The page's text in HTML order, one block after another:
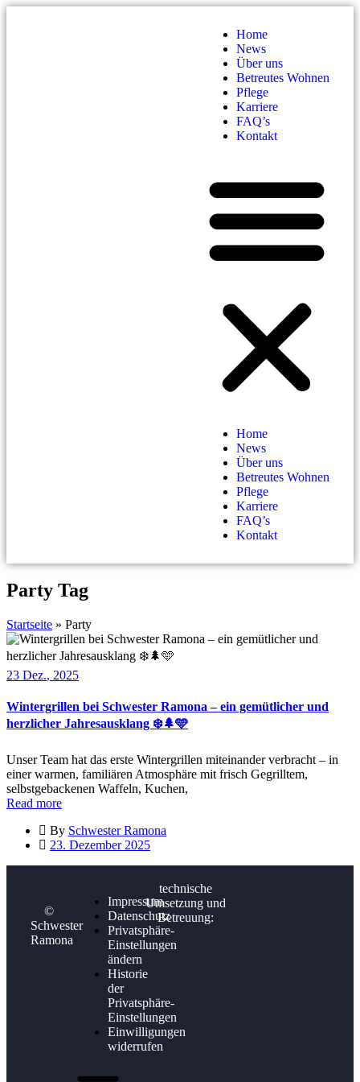
Home
News
Über uns
Betreutes Wohnen
Pflege
Karriere
FAQ’s
Kontakt
Home
News
Über uns
Betreutes Wohnen
Pflege
Karriere
FAQ’s
Kontakt
Party Tag
Startseite » Party
23 Dez., 2025
Wintergrillen bei Schwester Ramona – ein gemütlicher und
herzlicher Jahresausklang ❄️🌲🩵
Unser Team hat das erste Wintergrillen miteinander verbracht – in
einer warmen, familiären Atmosphäre mit frisch Gegrilltem,
selbstgebackenen Waffeln, Kuchen,
Read more
By Schwester Ramona
23. Dezember 2025
©
Schwester
Ramona
Impressum
Datenschutz
Privatsphäre-
Einstellungen
ändern
Historie
der
Privatsphäre-
Einstellungen
Einwilligungen
widerrufen
technische
Umsetzung und
Betreuung: